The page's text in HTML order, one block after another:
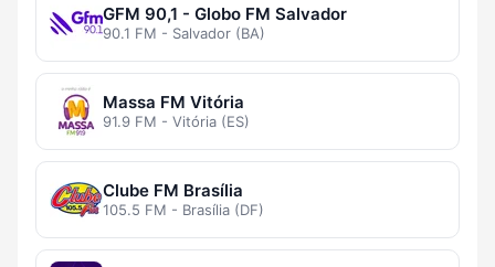
GFM 90,1 - Globo FM Salvador
90.1 FM - Salvador (BA)
Massa FM Vitória
91.9 FM - Vitória (ES)
Clube FM Brasília
105.5 FM - Brasília (DF)